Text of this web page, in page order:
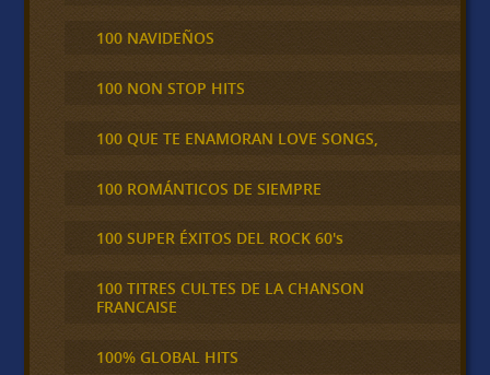
100 NAVIDEÑOS
100 NON STOP HITS
100 QUE TE ENAMORAN LOVE SONGS,
100 ROMÁNTICOS DE SIEMPRE
100 SUPER ÉXITOS DEL ROCK 60's
100 TITRES CULTES DE LA CHANSON
FRANCAISE
100% GLOBAL HITS